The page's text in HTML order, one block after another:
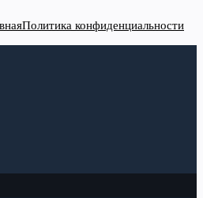
Политика конфиденциальности